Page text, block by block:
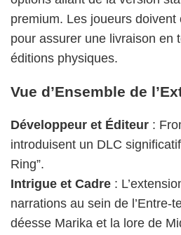
premium. Les joueurs
pour assurer une livraison en
éditions physiques.
Vue d’Ensemble de
Développeur et Éditeur :
introduisent un DLC
Ring”.
Intrigue et Cadre :
narrations au sein de l’Entre-
déesse Marika et la lore de